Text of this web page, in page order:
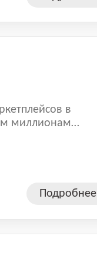
в
миллионам
сети, где
Ozon
Подробнее